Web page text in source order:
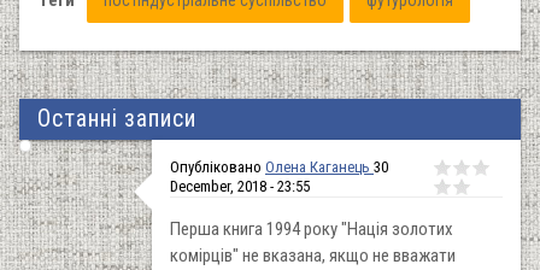
Останні записи
Опубліковано Олена Каганець 30
December, 2018 - 23:55
Перша книга 1994 року "Нація золотих
комірців" не вказана, якщо не вважати